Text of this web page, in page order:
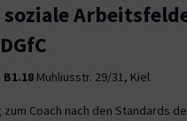
soziale
Muhliusstr. 29/31, Kiel
Coach nach den Standards